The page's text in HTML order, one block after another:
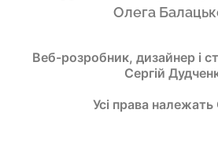
Олега
Веб-розробник, дизайнер і
Сергій
Усі права